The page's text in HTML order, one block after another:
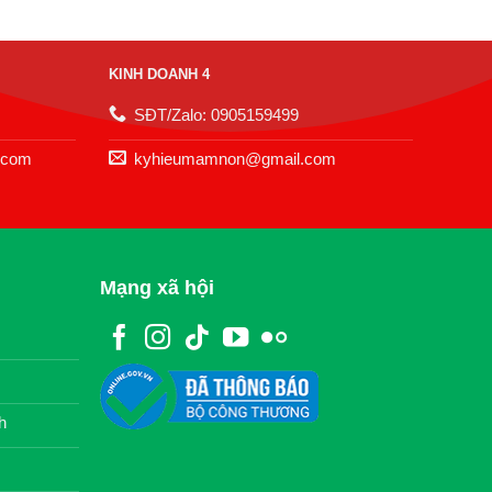
KINH DOANH 4
SĐT/Zalo: 0905159499
kyhieumamnon@gmail.com
Mạng xã hội